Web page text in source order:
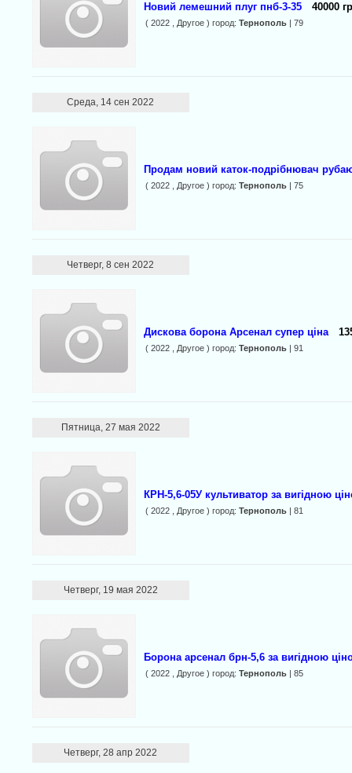
Новий лемешний плуг пнб-3-35 40000
( 2022 , Другое ) город: Тернополь| 79
Среда, 14 сен 2022
Продам новий каток-подрібнювач
( 2022 , Другое ) город: Тернополь| 75
Четверг, 8 сен 2022
Дискова борона Арсенал супер ціна
( 2022 , Другое ) город: Тернополь| 91
Пятница, 27 мая 2022
КРН-5,6-05У культиватор за вигідною
( 2022 , Другое ) город: Тернополь| 81
Четверг, 19 мая 2022
Борона арсенал брн-5,6 за вигідною
( 2022 , Другое ) город: Тернополь| 85
Четверг, 28 апр 2022